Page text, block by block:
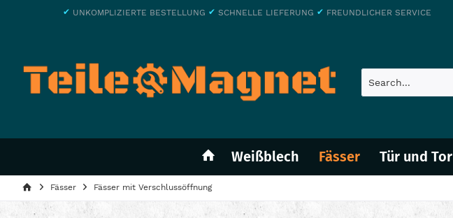
✔ UNKOMPLIZIERTE BESTELLUNG ✔ SCHNELLE LIEFERUNG ✔ FREUNDLICHER SERVICE
Weißblech Fässer Tür und Tor
Fässer Fässer mit Verschlussöffnung